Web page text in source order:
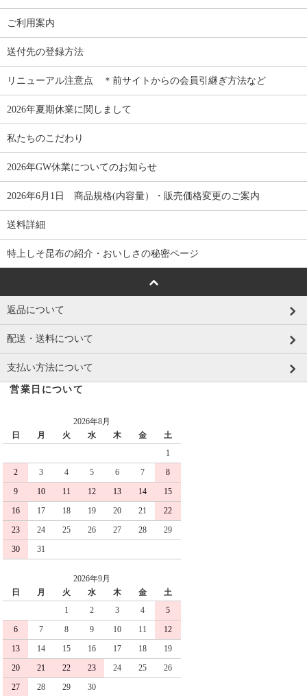
ご利用案内
送付先の登録方法
リニューアル注意点 ＊前サイトからの会員引継ぎ方法など
2026年夏期休業に関しまして
私たちのこだわり
2026年GW休業についてのお知らせ
2026年6月1日 商品規格(内容量）・販売価格変更のご案内
送料詳細
特上しそ昆布の紹介・おいしさの秘密ページ
返品について
配送・送料について
支払い方法について
営業日について
2026年8月
日
月 火 水 木 金
土
1
2
3 4 5 6 7
8
9
10 11 12 13 14
15
16
17 18 19 20 21
22
23
24 25 26 27 28
29
30
31
2026年9月
日
月 火 水 木 金
土
1
2 3 4
5
6
7 8 9 10 11
12
13
14 15 16 17 18
19
20
21 22 23 24 25
26
27
28 29 30